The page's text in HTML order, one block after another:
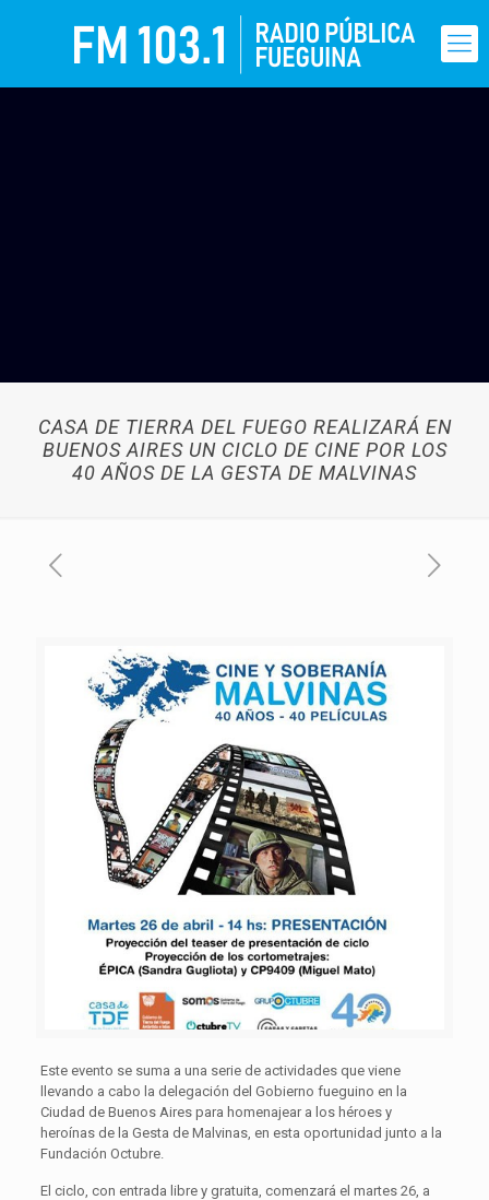
CASA DE TIERRA DEL FUEGO REALIZARÁ EN
BUENOS AIRES UN CICLO DE CINE POR LOS
40 AÑOS DE LA GESTA DE MALVINAS
Este evento se suma a una serie de actividades que viene
llevando a cabo la delegación del Gobierno fueguino en la
Ciudad de Buenos Aires para homenajear a los héroes y
heroínas de la Gesta de Malvinas, en esta oportunidad junto a la
Fundación Octubre.
El ciclo, con entrada libre y gratuita, comenzará el martes 26, a